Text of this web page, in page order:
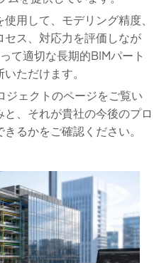
用して、モデリング精度、
ス、対応力を評価しなが
て適切な長期的BIMパート
ただけます。
ェクトのページをご覧い
、それが貴社の今後のプロ
るかをご確認ください。